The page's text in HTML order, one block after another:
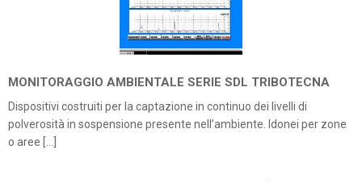
MONITORAGGIO AMBIENTALE SERIE SDL TRIBOTECNA
Dispositivi costruiti per la captazione in continuo dei livelli di
polverosità in sospensione presente nell’ambiente. Idonei per zone
o aree […]